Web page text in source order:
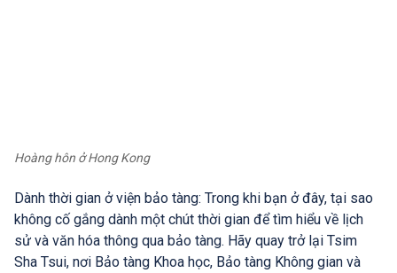
Hoàng hôn ở Hong Kong
Dành thời gian ở viện bảo tàng: Trong khi bạn ở đây, tại sao
không cố gắng dành một chút thời gian để tìm hiểu về lịch
sử và văn hóa thông qua bảo tàng. Hãy quay trở lại Tsim
Sha Tsui, nơi Bảo tàng Khoa học, Bảo tàng Không gian và